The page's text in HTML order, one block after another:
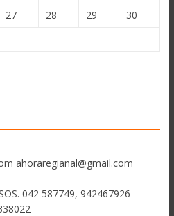
27 28 29
30
ahoraregianal@gmail.com
042 587749, 942467926